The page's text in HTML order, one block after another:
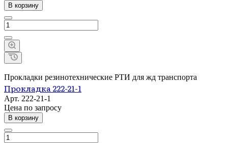
В корзину
Прокладки резинотехнические РТИ для жд транспорта
Прокладка 222-21-1
Арт. 222-21-1
Цена по запросу
В корзину